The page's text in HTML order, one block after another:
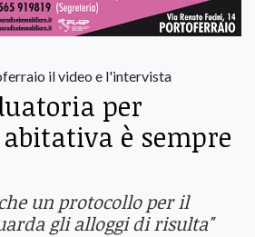
il video e l'intervista
per
è sempre
un protocollo per il
gli alloggi di risulta"